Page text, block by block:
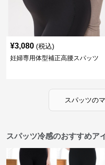
¥3,080 (税込)
妊婦専用体型補正高腰スパッツ
スパッツの
スパッツ冷感のおすすめア